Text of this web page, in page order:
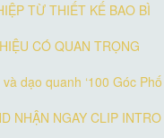
TỪ THIẾT KẾ BAO BÌ
CÓ QUAN TRỌNG
dạo quanh ‘100 Góc Phố
NHẬN NGAY CLIP INTRO